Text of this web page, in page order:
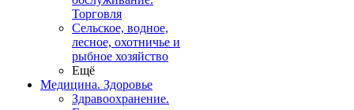
Торговля
Сельское, водное,
лесное, охотничье и
рыбное хозяйство
Ещё
Медицина. Здоровье
Здравоохранение.